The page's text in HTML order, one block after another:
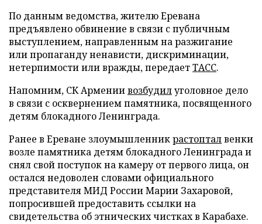
По данным ведомства, жителю Еревана
предъявлено обвинение в связи с публичным
выступлением, направленным на разжигание
или пропаганду ненависти, дискриминации,
нетерпимости или вражды, передаетТАСС.
Напомним, СК Армениивозбудилуголовное дело
в связи с осквернением памятника, посвященного
детям блокадного Ленинграда.
Ранее в Ереване злоумышленникрастопталвенки
возле памятника детям блокадного Ленинграда и
снял свой поступок на камеру от первого лица, он
остался недоволен словами официального
представителя МИД России Марии Захаровой,
попросившей предоставить ссылки на
свидетельства об этнических чистках в Карабахе.